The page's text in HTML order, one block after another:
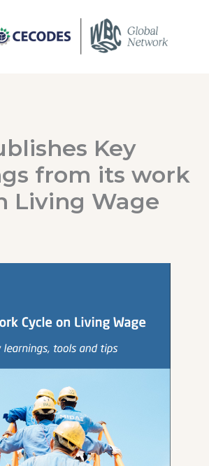
Key
from its work
Living Wage